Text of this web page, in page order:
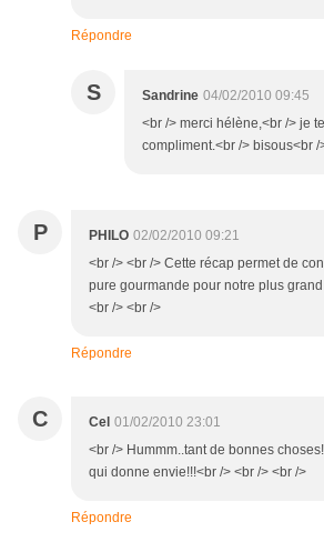
Répondre
S Sandrine 04/02/2010 09:45
<br /> merci hélène,<br /> je
compliment.<br /> bisous<br /
P PHILO 02/02/2010 09:21
<br /> <br /> Cette récap permet de
pure gourmande pour notre plus
<br /> <br />
Répondre
C Cel 01/02/2010 23:01
<br /> Hummm..tant de bonnes
qui donne envie!!!<br /> <br /> <br />
Répondre